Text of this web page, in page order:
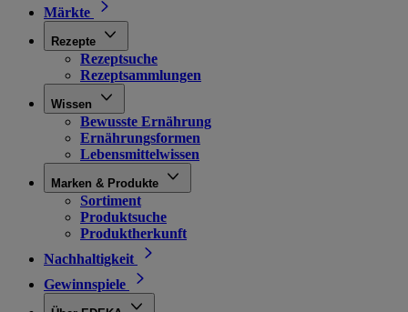
Märkte
Rezepte
Rezeptsuche
Rezeptsammlungen
Wissen
Bewusste Ernährung
Ernährungsformen
Lebensmittelwissen
Marken & Produkte
Sortiment
Produktsuche
Produktherkunft
Nachhaltigkeit
Gewinnspiele